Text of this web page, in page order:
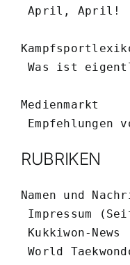
April, April!
Was ist
Medienmarkt
Empfehlungen
RUBRIKEN
Namen und
Impressum
Kukkiwon-
World